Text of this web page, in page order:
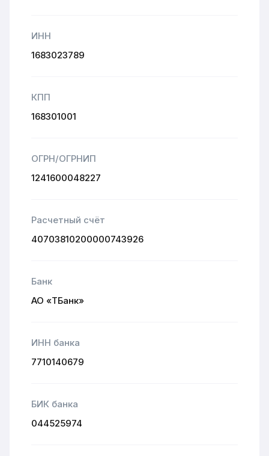
ИНН
1683023789
КПП
168301001
ОГРН/ОГРНИП
1241600048227
Расчетный счёт
40703810200000743926
Банк
АО «ТБанк»
ИНН банка
7710140679
БИК банка
044525974